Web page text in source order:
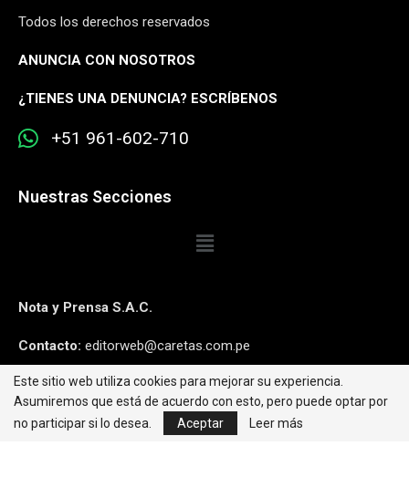
Todos los derechos reservados
ANUNCIA CON NOSOTROS
¿TIENES UNA DENUNCIA? ESCRÍBENOS
+51 961-602-710
Nuestras Secciones
Nota y Prensa S.A.C.
Contacto: editorweb@caretas.com.pe
Síguenos:
Este sitio web utiliza cookies para mejorar su experiencia.
Asumiremos que está de acuerdo con esto, pero puede optar por
no participar si lo desea.
Aceptar Leer más